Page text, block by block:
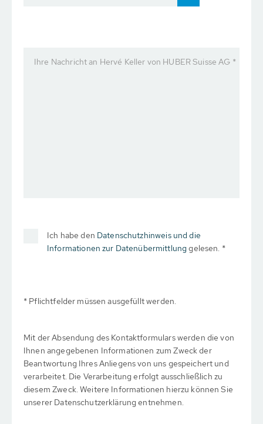
Ihre Nachricht an Hervé Keller von HUBER Suisse AG *
Ich habe den Datenschutzhinweis und die
Informationen zur Datenübermittlunggelesen. *
* Pflichtfelder müssen ausgefüllt werden.
Mit der Absendung des Kontaktformulars werden die von
Ihnen angegebenen Informationen zum Zweck der
Beantwortung Ihres Anliegens von uns gespeichert und
verarbeitet. Die Verarbeitung erfolgt ausschließlich zu
diesem Zweck. Weitere Informationen hierzu können Sie
unserer Datenschutzerklärung entnehmen.